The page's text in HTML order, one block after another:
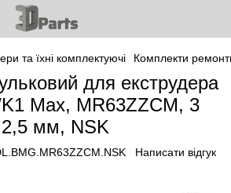
та їхні комплектуючі Комплекти
для екструдера
Max, MR63ZZCM, 3
мм, NSK
Написати відгук